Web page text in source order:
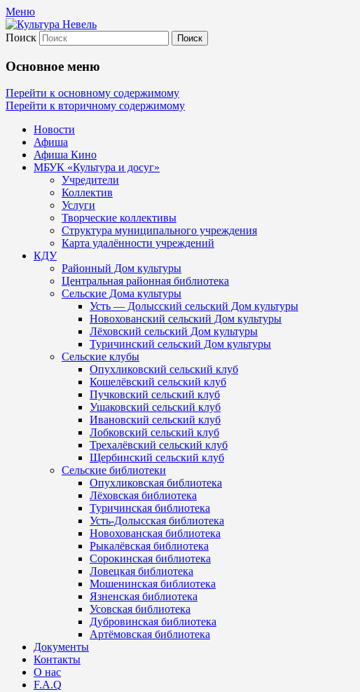
Меню
Культура Невель
МБУК Невельского района "Культура и досуг"
Поиск
Основное меню
Перейти к основному содержимому
Перейти к вторичному содержимому
Новости
Афиша
Афиша Кино
МБУК «Культура и досуг»
Учредители
Коллектив
Услуги
Творческие коллективы
Структура муниципального учреждения
Карта удалённости учреждений
КДУ
Районный Дом культуры
Центральная районная библиотека
Сельские Дома культуры
Усть — Долысский сельский Дом культуры
Новохованский сельский Дом культуры
Лёховский сельский Дом культуры
Туричинский сельский Дом культуры
Сельские клубы
Опухликовский сельский клуб
Кошелёвский сельский клуб
Пучковский сельский клуб
Ушаковский сельский клуб
Ивановский сельский клуб
Лобковский сельский клуб
Трехалёвский сельский клуб
Щербинский сельский клуб
Сельские библиотеки
Опухликовская библиотека
Лёховская библиотека
Туричинская библиотека
Усть-Долысская библиотека
Новохованская библиотека
Рыкалёвская библиотека
Сорокинская библиотека
Ловецкая библиотека
Мошенинская библиотека
Язненская библиотека
Усовская библиотека
Дубровинская библиотека
Артёмовская библиотека
Документы
Контакты
О нас
F.A.Q